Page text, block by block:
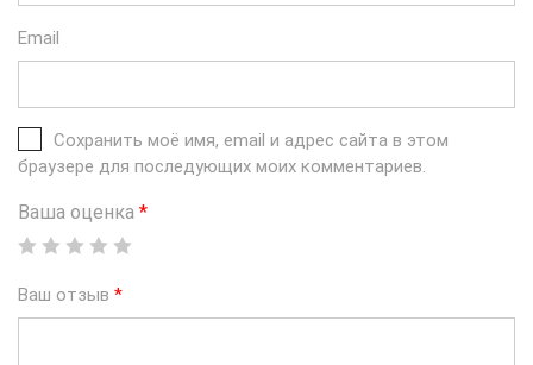
Email
Сохранить моё имя, email и адрес сайта в этом
браузере для последующих моих комментариев.
Ваша оценка *
Ваш отзыв *